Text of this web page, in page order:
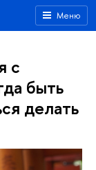
Меню
с
быть
делать